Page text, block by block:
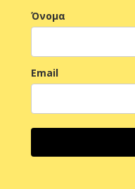
Όνομα
Email